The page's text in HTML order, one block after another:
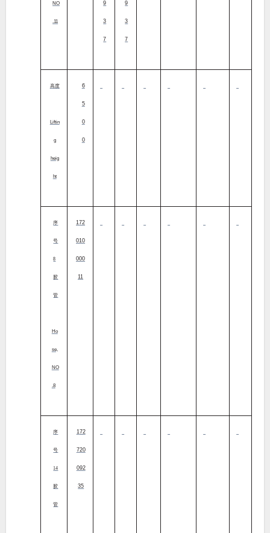
NO
.11
9
3
7
9
3
7
高度
Liftin
g
heig
ht
6
5
0
0
序
号
8
胶
管
Ho
se,
NO
.8
172
010
000
11
序
号
14
胶
管
172
720
092
35